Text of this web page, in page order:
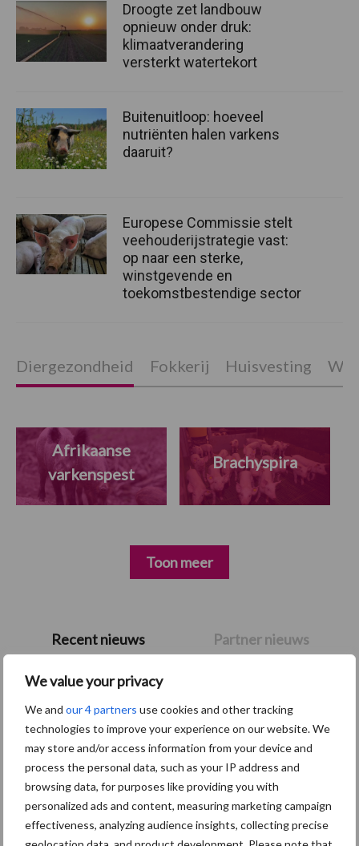
We value your privacy
We and our 4 partners use cookies and other tracking
technologies to improve your experience on our website. We
may store and/or access information from your device and
process the personal data, such as your IP address and
browsing data, for purposes like providing you with
personalized ads and content, measuring marketing campaign
effectiveness, analyzing audience insights, collecting precise
Primaire
Sidebar
Recent nieuws Partner nieuws
7 aug
Britse varkenssector vreest
afzetcrisis in het najaar
Grondstoffenmarkt blijft grillig:
droogte en geopolitiek houden
handel in de greep
5 aug “Vraag naar praktische
Droogte zet landbouw
opnieuw onder druk:
klimaatverandering
versterkt watertekort
Buitenuitloop: hoeveel
nutriënten halen varkens
daaruit?
Europese Commissie stelt
veehouderijstrategie vast:
op naar een sterke,
winstgevende en
toekomstbestendige sector
Diergezondheid Fokkerij Huisvesting
Afrikaanse
varkenspest
Brachyspira
Toon meer